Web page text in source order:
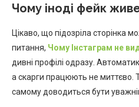
Чому іноді фейк
Цікаво, що підозріла сторінка
питання, Чому Інстаграм не
дивні профілі одразу.
а скарги працюють не миттєво.
самому доводиться бути